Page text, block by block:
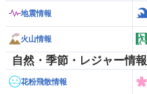
地震情報
火山情報
自然・季節・レジャー情報
花粉飛散情報